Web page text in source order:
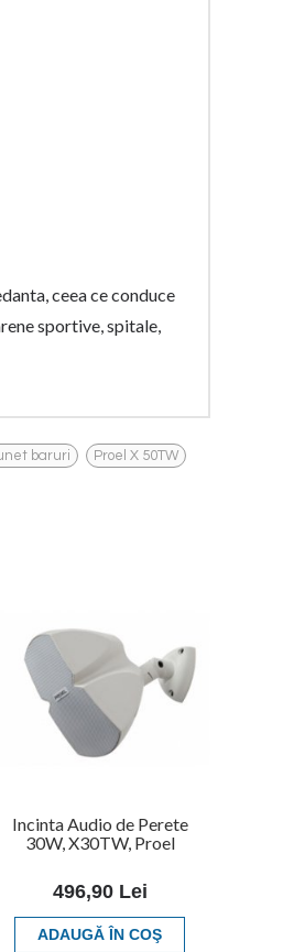
ceea ce conduce
sportive, spitale,
baruri , Proel X 50TW
Incinta Audio de Perete
30W, X30TW, Proel
496,90 Lei
ADAUGĂ ÎN COŞ